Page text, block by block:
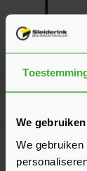
We
We
Goed
Algemeen